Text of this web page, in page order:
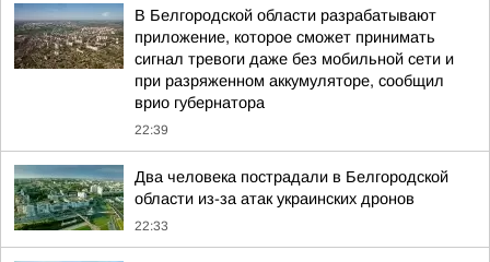
В Белгородской области разрабатывают
приложение, которое сможет принимать
сигнал тревоги даже без мобильной сети и
при разряженном аккумуляторе, сообщил
врио губернатора
22:39
Два человека пострадали в Белгородской
области из-за атак украинских дронов
22:33